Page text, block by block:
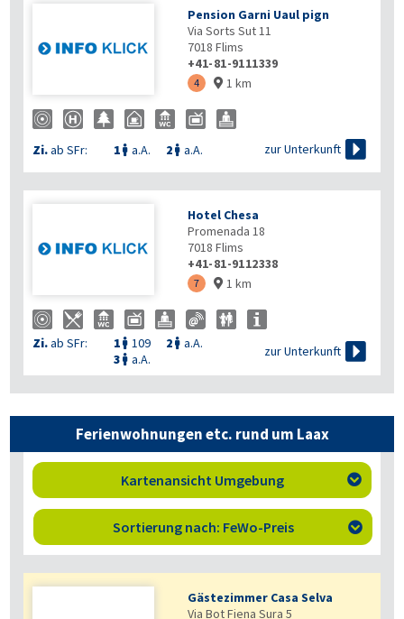
Pension Garni Uaul pign
Via Sorts Sut 11
7018 Flims
+41-81-9111339
4  1 km
Zi.ab SFr: 1  a.A. 2  a.A. zur Unterkunft 
Hotel Chesa
Promenada 18
7018 Flims
+41-81-9112338
7  1 km
Zi.ab SFr: 1  109 2  a.A.
3  a.A.
zur Unterkunft 
Ferienwohnungen etc. rund um Laax
Kartenansicht Umgebung 
Sortierung nach: FeWo-Preis 
Gästezimmer Casa Selva
Via Bot Fiena Sura 5